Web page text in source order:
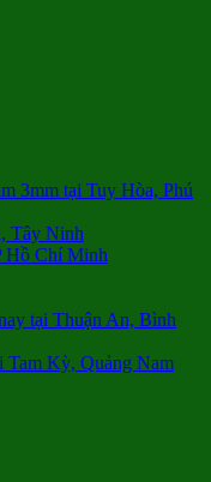
3mm tại Tuy Hòa, Phú
Tây Ninh
Hồ Chí Minh
tại Thuận An, Bình
Tam Kỳ, Quảng Nam